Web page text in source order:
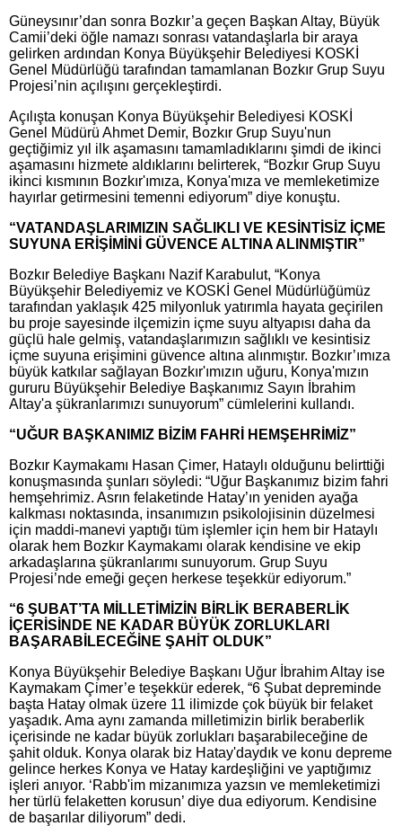
Güneysınır’dan sonra Bozkır’a geçen Başkan Altay, Büyük
Camii’deki öğle namazı sonrası vatandaşlarla bir araya
gelirken ardından Konya Büyükşehir Belediyesi KOSKİ
Genel Müdürlüğü tarafından tamamlanan Bozkır Grup Suyu
Projesi’nin açılışını gerçekleştirdi.
Açılışta konuşan Konya Büyükşehir Belediyesi KOSKİ
Genel Müdürü Ahmet Demir, Bozkır Grup Suyu'nun
geçtiğimiz yıl ilk aşamasını tamamladıklarını şimdi de ikinci
aşamasını hizmete aldıklarını belirterek, “Bozkır Grup Suyu
ikinci kısmının Bozkır'ımıza, Konya'mıza ve memleketimize
hayırlar getirmesini temenni ediyorum” diye konuştu.
“VATANDAŞLARIMIZIN SAĞLIKLI VE KESİNTİSİZ İÇME
SUYUNA ERİŞİMİNİ GÜVENCE ALTINA ALINMIŞTIR”
Bozkır Belediye Başkanı Nazif Karabulut, “Konya
Büyükşehir Belediyemiz ve KOSKİ Genel Müdürlüğümüz
tarafından yaklaşık 425 milyonluk yatırımla hayata geçirilen
bu proje sayesinde ilçemizin içme suyu altyapısı daha da
güçlü hale gelmiş, vatandaşlarımızın sağlıklı ve kesintisiz
içme suyuna erişimini güvence altına alınmıştır. Bozkır’ımıza
büyük katkılar sağlayan Bozkır'ımızın uğuru, Konya'mızın
gururu Büyükşehir Belediye Başkanımız Sayın İbrahim
Altay'a şükranlarımızı sunuyorum” cümlelerini kullandı.
“UĞUR BAŞKANIMIZ BİZİM FAHRİ HEMŞEHRİMİZ”
Bozkır Kaymakamı Hasan Çimer, Hataylı olduğunu belirttiği
konuşmasında şunları söyledi: “Uğur Başkanımız bizim fahri
hemşehrimiz. Asrın felaketinde Hatay’ın yeniden ayağa
kalkması noktasında, insanımızın psikolojisinin düzelmesi
için maddi-manevi yaptığı tüm işlemler için hem bir Hataylı
olarak hem Bozkır Kaymakamı olarak kendisine ve ekip
arkadaşlarına şükranlarımı sunuyorum. Grup Suyu
Projesi’nde emeği geçen herkese teşekkür ediyorum.”
“6 ŞUBAT’TA MİLLETİMİZİN BİRLİK BERABERLİK
İÇERİSİNDE NE KADAR BÜYÜK ZORLUKLARI
BAŞARABİLECEĞİNE ŞAHİT OLDUK”
Konya Büyükşehir Belediye Başkanı Uğur İbrahim Altay ise
Kaymakam Çimer’e teşekkür ederek, “6 Şubat depreminde
başta Hatay olmak üzere 11 ilimizde çok büyük bir felaket
yaşadık. Ama aynı zamanda milletimizin birlik beraberlik
içerisinde ne kadar büyük zorlukları başarabileceğine de
şahit olduk. Konya olarak biz Hatay'daydık ve konu depreme
gelince herkes Konya ve Hatay kardeşliğini ve yaptığımız
işleri anıyor. ‘Rabb'im mizanımıza yazsın ve memleketimizi
her türlü felaketten korusun’ diye dua ediyorum. Kendisine
de başarılar diliyorum” dedi.